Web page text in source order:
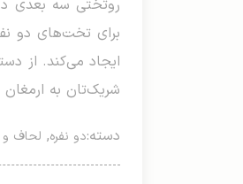
برای تخت‌های دو
ایجاد می‌کند. از
شریک‌تان به ارمغان
دسته:دو نفره, لحاف و